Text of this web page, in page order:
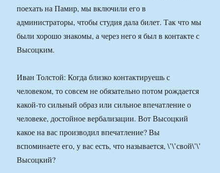
поехать на Памир, мы включили его в
администраторы, чтобы студия дала билет. Так что мы
были хорошо знакомы, а через него я был в контакте с
Высоцким.
Иван Толстой: Когда близко контактируешь с
человеком, то совсем не обязательно потом рождается
какой-то сильный образ или сильное впечатление о
человеке, достойное вербализации. Вот Высоцкий
какое на вас производил впечатление? Вы
вспоминаете его, у вас есть, что называется, \’\’свой\’\’
Высоцкий?